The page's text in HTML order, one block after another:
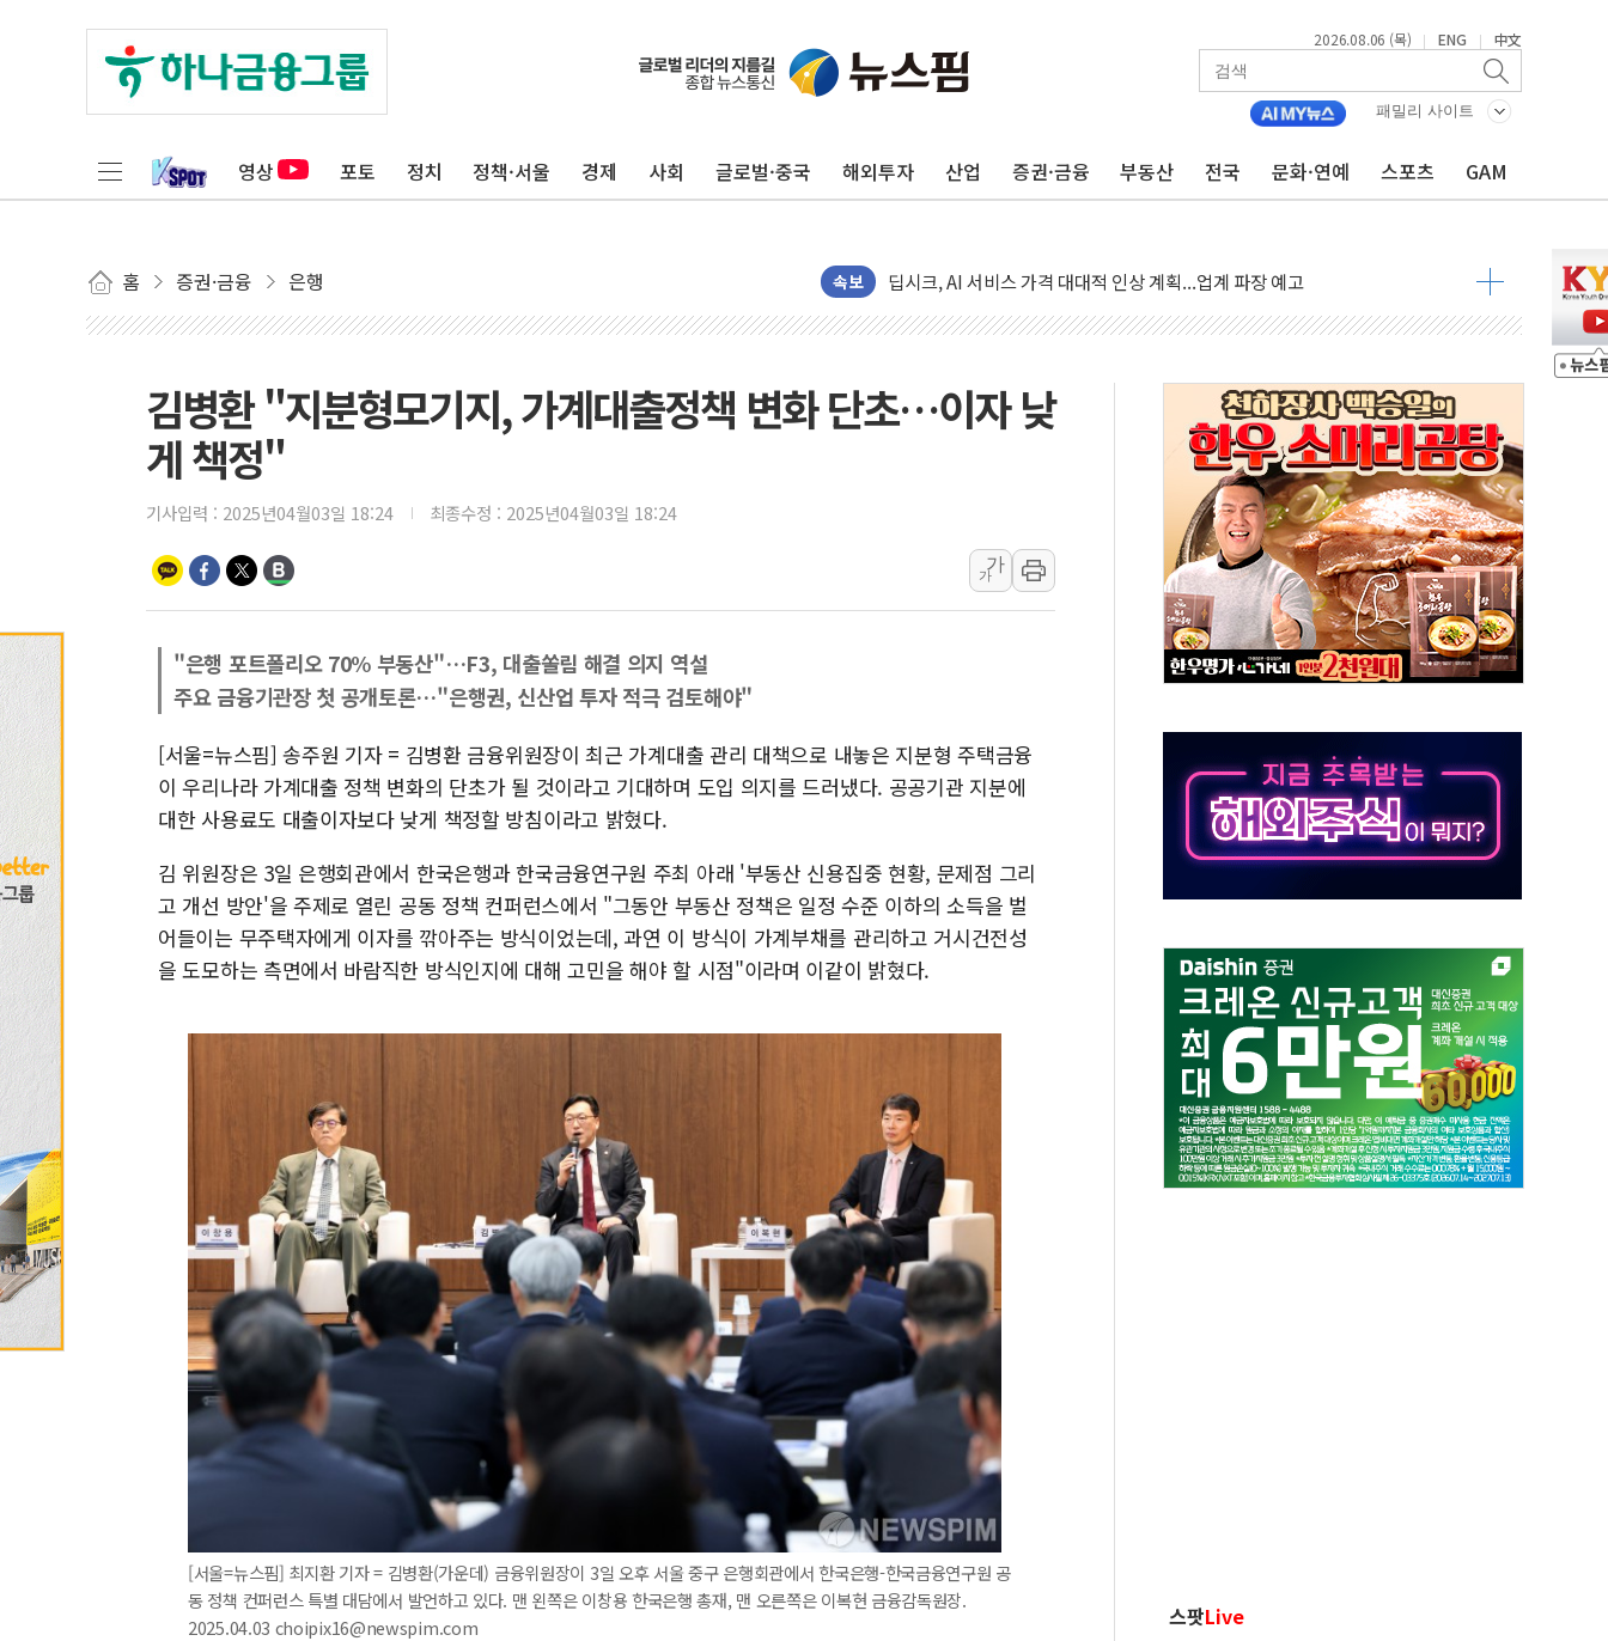
2026.08.06 (목) | ENG | 中文
패밀리 사이트
영상 포토 정치 정책·서울 경제 사회 글로벌·중국 해외투자 산업 증권·금융 부동산 전국 문화·연예 스포츠 GAM
홈 증권·금융 은행 속보
서울 아파트값 0.26%↑…상승폭 커졌지만 고가주택 밀집된 강남·서초 둔화
효성중공업, 덴마크에 초고압변압기 첫 공급...국가 전력망에 첫 입성
CJ프레시웨이, 2분기 영업익 14.2% 감소…"온라인 사업으로 성장"
초박빙 경선에 친명계 '추가 투표' 요구...친청계 응집력 '희석' 전략 통할까
KCC, 실적은 주춤했지만…'매출 절반' 실리콘 반등에 하반기 기대
정점식 "사관학교 통합 정치 프레임에 졸속 추진…'잼데믹' 안보까지 몰고 와"
장동혁 "李대통령 재판 재개해야 여론조사 51.9%…그것이 국민의 뜻"
日, 아키타에 일본 최대 규모의 AI 데이터센터 건설 추진
[종합] 李대통령 "취약계층 안부에 AI 활용…이주노동자 폭염 방치, 국격 훼손"
트럼프, 워시 연준의장과 수시 통화…독립성 논란 재점화
'40도 극한 폭염' 내일 절정…주말 주춤 후 다시 불볕더위
[컨콜] LG유플러스, "파주 AIDC 수익성 기대"
李대통령 "국민 체감 못 하는 정책은 무용…성역 없는 국정 개선 집행"
삼성전자, 넷리스트와 5년 전략적 제휴…HBM 특허 분쟁 종결
한국앤컴퍼니그룹, "AI는 도구 아닌 동료"…현업 중심 AX 가속
李대통령 "취약계층 돼 가는 청년들…실제 수요에 맞게 정책 정비"
中 미국 신장 제재에 '강경 맞 보복' 대미 드론 수출 통제· 기업 제재
김병환 "지분형모기지, 가계대출정책 변화 단초…이자 낮
게 책정"
기사입력 : 2025년04월03일 18:24 최종수정 : 2025년04월03일 18:24
가
가
"은행 포트폴리오 70% 부동산"…F3, 대출쏠림 해결 의지 역설
주요 금융기관장 첫 공개토론…"은행권, 신산업 투자 적극 검토해야"
[서울=뉴스핌] 송주원 기자 = 김병환 금융위원장이 최근 가계대출 관리 대책으로 내놓은 지분형 주택금융
이 우리나라 가계대출 정책 변화의 단초가 될 것이라고 기대하며 도입 의지를 드러냈다. 공공기관 지분에
대한 사용료도 대출이자보다 낮게 책정할 방침이라고 밝혔다.
김 위원장은 3일 은행회관에서 한국은행과 한국금융연구원 주최 아래 '부동산 신용집중 현황, 문제점 그리
고 개선 방안'을 주제로 열린 공동 정책 컨퍼런스에서 "그동안 부동산 정책은 일정 수준 이하의 소득을 벌
어들이는 무주택자에게 이자를 깎아주는 방식이었는데, 과연 이 방식이 가계부채를 관리하고 거시건전성
을 도모하는 측면에서 바람직한 방식인지에 대해 고민을 해야 할 시점"이라며 이같이 밝혔다.
[서울=뉴스핌] 최지환 기자 = 김병환(가운데) 금융위원장이 3일 오후 서울 중구 은행회관에서 한국은행-한국금융연구원 공
동 정책 컨퍼런스 특별 대담에서 발언하고 있다. 맨 왼쪽은 이창용 한국은행 총재, 맨 오른쪽은 이복현 금융감독원장.
2025.04.03 choipix16@newspim.com
스팟Live